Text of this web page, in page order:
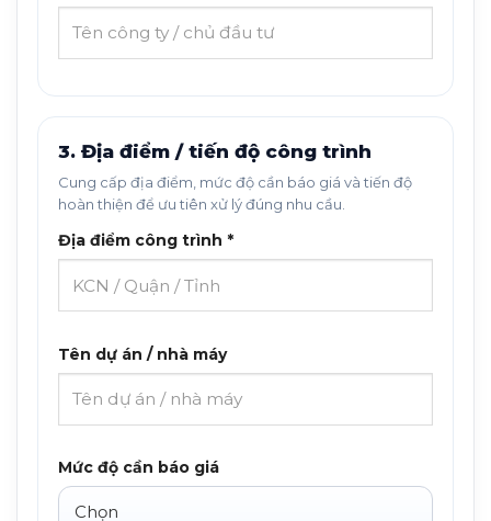
3. Địa điểm / tiến độ công trình
Cung cấp địa điểm, mức độ cần báo giá và tiến độ
hoàn thiện để ưu tiên xử lý đúng nhu cầu.
Địa điểm công trình *
Tên dự án / nhà máy
Mức độ cần báo giá